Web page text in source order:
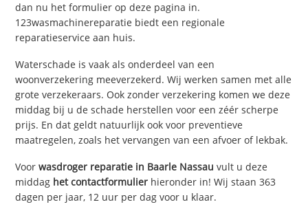
dan nu het formulier op deze pagina in.
123wasmachinereparatie biedt een regionale
reparatieservice aan huis.
Waterschade is vaak als onderdeel van een
woonverzekering meeverzekerd. Wij werken samen met alle
grote verzekeraars. Ook zonder verzekering komen we deze
middag bij u de schade herstellen voor een zéér scherpe
prijs. En dat geldt natuurlijk ook voor preventieve
maatregelen, zoals het vervangen van een afvoer of lekbak.
Voorwasdroger reparatie in Baarle Nassau vult u deze
middag het contactformulier hieronder in! Wij staan 363
dagen per jaar, 12 uur per dag voor u klaar.